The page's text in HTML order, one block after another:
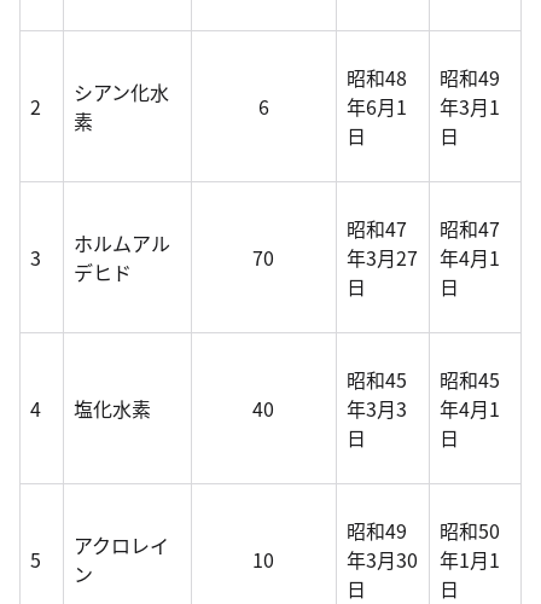
2
シアン化水
素
6
昭和48
年6月1
日
昭和49
年3月1
日
3
ホルムアル
デヒド
70
昭和47
年3月27
日
昭和47
年4月1
日
4 塩化水素 40
昭和45
年3月3
日
昭和45
年4月1
日
5
アクロレイ
ン
10
昭和49
年3月30
日
昭和50
年1月1
日